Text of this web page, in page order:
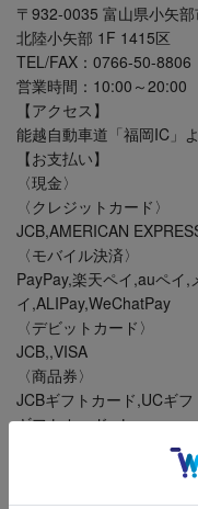
〒932-0035 富山県小矢
北陸小矢部 1F 1415区
TEL/FAX：0766-50-8806
営業時間：10:00～20:00
【アクセス】
能越自動車道「福岡IC」
【お支払い】
〈現金〉
〈クレジットカード〉
JCB,AMERICAN
〈モバイル決済〉
PayPay,楽天ペイ,auペイ
イ,ALIPay,WeChatPay
〈デビットカード〉
JCB,,VISA
〈商品券〉
JCBギフトカード,UCギ
ギフトカード,etc